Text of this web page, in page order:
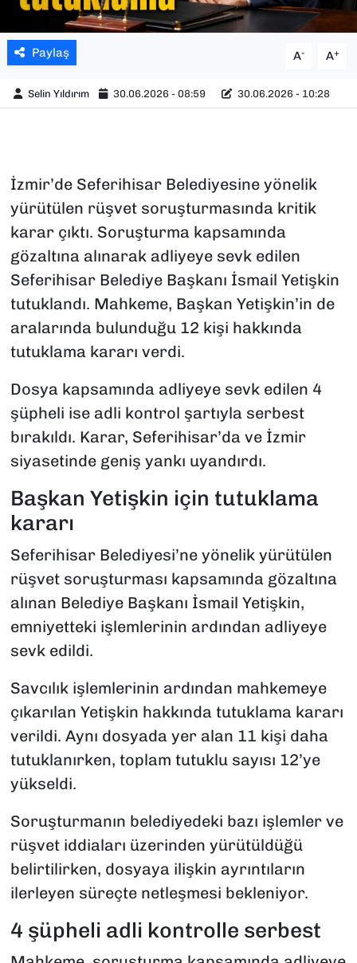
Paylaş A- A+
Selin Yıldırım 30.06.2026 - 08:59 30.06.2026 - 10:28
İzmir’de Seferihisar Belediyesine yönelik
yürütülen rüşvet soruşturmasında kritik
karar çıktı. Soruşturma kapsamında
gözaltına alınarak adliyeye sevk edilen
Seferihisar Belediye Başkanı İsmail Yetişkin
tutuklandı. Mahkeme, Başkan Yetişkin’in de
aralarında bulunduğu 12 kişi hakkında
tutuklama kararı verdi.
Dosya kapsamında adliyeye sevk edilen 4
şüpheli ise adli kontrol şartıyla serbest
bırakıldı. Karar, Seferihisar’da ve İzmir
siyasetinde geniş yankı uyandırdı.
Başkan Yetişkin için tutuklama
kararı
Seferihisar Belediyesi’ne yönelik yürütülen
rüşvet soruşturması kapsamında gözaltına
alınan Belediye Başkanı İsmail Yetişkin,
emniyetteki işlemlerinin ardından adliyeye
sevk edildi.
Savcılık işlemlerinin ardından mahkemeye
çıkarılan Yetişkin hakkında tutuklama kararı
verildi. Aynı dosyada yer alan 11 kişi daha
tutuklanırken, toplam tutuklu sayısı 12’ye
yükseldi.
Soruşturmanın belediyedeki bazı işlemler ve
rüşvet iddiaları üzerinden yürütüldüğü
belirtilirken, dosyaya ilişkin ayrıntıların
ilerleyen süreçte netleşmesi bekleniyor.
4 şüpheli adli kontrolle serbest